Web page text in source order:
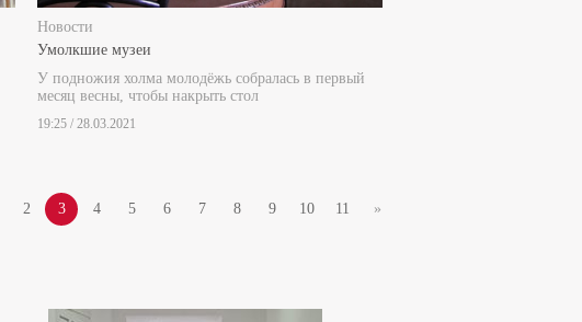
Новости
Умолкшие музеи
У подножия холма молодёжь собралась в первый
месяц весны, чтобы накрыть стол
19:25 / 28.03.2021
2 3 4 5 6 7 8 9 10 11 »